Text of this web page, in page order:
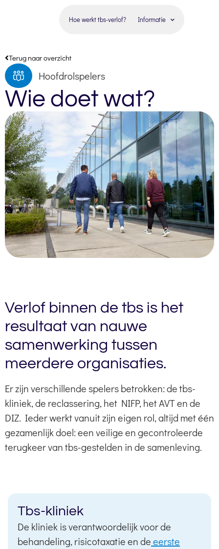
Hoe werkt tbs-verlof? Informatie
Terug naar overzicht
Hoofdrolspelers
Wie doet wat?
Verlof binnen de tbs is het
resultaat van nauwe
samenwerking tussen
meerdere organisaties.
Er zijn verschillende spelers betrokken: de tbs-
kliniek, de reclassering, het NIFP, het AVT en de
DIZ. Ieder werkt vanuit zijn eigen rol, altijd met één
gezamenlijk doel: een veilige en gecontroleerde
terugkeer van tbs-gestelden in de samenleving.
Tbs-kliniek
De kliniek is verantwoordelijk voor de
behandeling, risicotaxatie en deeerste